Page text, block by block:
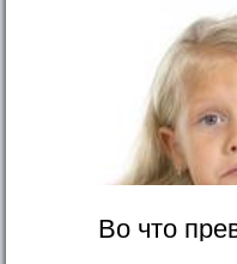
Во что